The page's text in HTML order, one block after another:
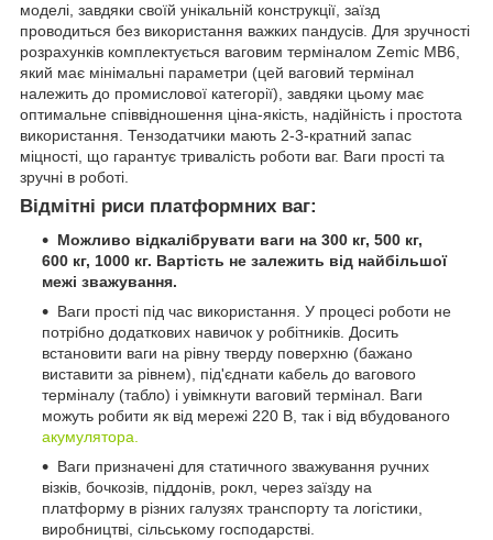
моделі, завдяки своїй унікальній конструкції, заїзд
проводиться без використання важких пандусів. Для зручності
розрахунків комплектується ваговим терміналом Zemic MB6,
який має мінімальні параметри (цей ваговий термінал
належить до промислової категорії), завдяки цьому має
оптимальне співвідношення ціна-якість, надійність і простота
використання. Тензодатчики мають 2-3-кратний запас
міцності, що гарантує тривалість роботи ваг. Ваги прості та
зручні в роботі.
Відмітні риси платформних ваг:
Можливо відкалібрувати ваги на 300 кг, 500 кг,
600 кг, 1000 кг. Вартість не залежить від найбільшої
межі зважування.
Ваги прості під час використання. У процесі роботи не
потрібно додаткових навичок у робітників. Досить
встановити ваги на рівну тверду поверхню (бажано
виставити за рівнем), під'єднати кабель до вагового
терміналу (табло) і увімкнути ваговий термінал. Ваги
можуть робити як від мережі 220 В, так і від вбудованого
акумулятора.
Ваги призначені для статичного зважування ручних
візків, бочкозів, піддонів, рокл, через заїзду на
платформу в різних галузях транспорту та логістики,
виробництві, сільському господарстві.